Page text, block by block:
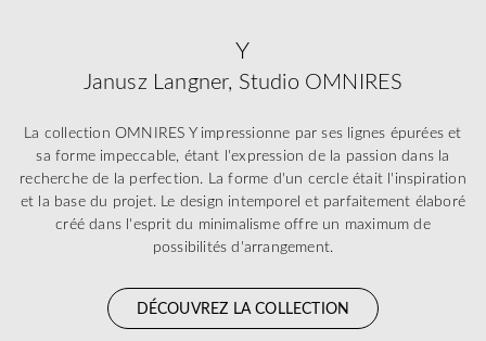
Y
Janusz Langner, Studio OMNIRES
La collection OMNIRES Y impressionne par ses lignes épurées et
sa forme impeccable, étant l'expression de la passion dans la
recherche de la perfection. La forme d'un cercle était l'inspiration
et la base du projet. Le design intemporel et parfaitement élaboré
créé dans l'esprit du minimalisme offre un maximum de
possibilités d'arrangement.
DÉCOUVREZ LA COLLECTION